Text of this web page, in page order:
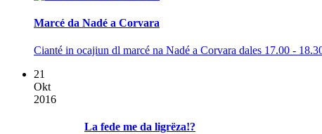
Marcé da Nadé a Corvara
Cianté in ocajiun dl marcé na Nadé a Corvara dales 17.00 -
21
Okt
2016
La fede me da ligrëza!?